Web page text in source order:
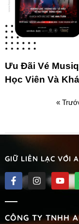
Ưu Đãi Vé
Học Viên Và
«
GIỮ LIÊN LẠC VỚI
CÔNG TY TNHH